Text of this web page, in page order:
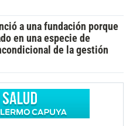
a una fundación porque
en una especie de
de la gestión